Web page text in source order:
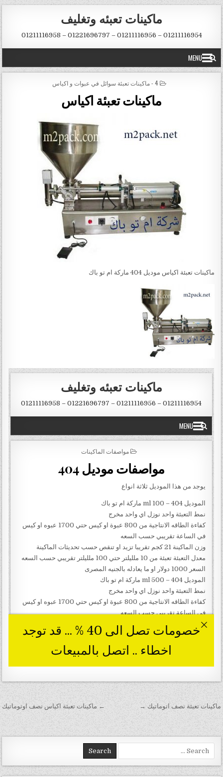
Skip to content
ماكينات تعبئه وتغليف
01211116954 – 01211116956 – 01221696797 – 01211116958
MENU
POSTED IN
4 - ماكينات تعبئة سوائل في عبوات و اكياس
ماكينات تعبئة اكياس
ماكينات تعبئة اكياس موديل 404 ماركة ام تو باك
تصفّح المقالات ← ماكينات تعبئة اكياس نصف اوتوماتيك ماكينات تعبئة نصف اتوماتيك →
Search for: